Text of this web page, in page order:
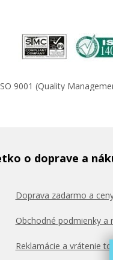
9001 (Quality
o doprave a
Doprava zadarmo a
Obchodné podmienky a
Reklamácie a vrátenie